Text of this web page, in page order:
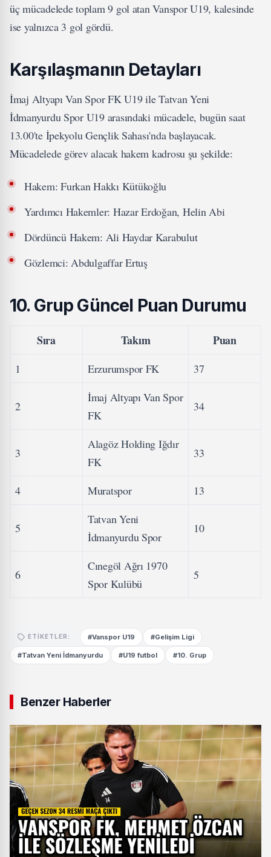
üç mücadelede toplam 9 gol atan Vanspor U19, kalesinde
ise yalnızca 3 gol gördü.
Karşılaşmanın Detayları
İmaj Altyapı Van Spor FK U19 ile Tatvan Yeni
İdmanyurdu Spor U19 arasındaki mücadele, bugün saat
13.00'te İpekyolu Gençlik Sahası'nda başlayacak.
Mücadelede görev alacak hakem kadrosu şu şekilde:
Hakem: Furkan Hakkı Kütükoğlu
Yardımcı Hakemler: Hazar Erdoğan, Helin Abi
Dördüncü Hakem: Ali Haydar Karabulut
Gözlemci: Abdulgaffar Ertuş
10. Grup Güncel Puan Durumu
Sıra Takım Puan
1 Erzurumspor FK 37
2
İmaj Altyapı Van Spor
FK
34
3
Alagöz Holding Iğdır
FK
33
4 Muratspor 13
5
Tatvan Yeni
İdmanyurdu Spor
10
6
Cınegöl Ağrı 1970
Spor Kulübü
5
ETIKETLER: #Vanspor U19 #Gelişim Ligi
#Tatvan Yeni İdmanyurdu #U19 futbol #10. Grup
Benzer Haberler